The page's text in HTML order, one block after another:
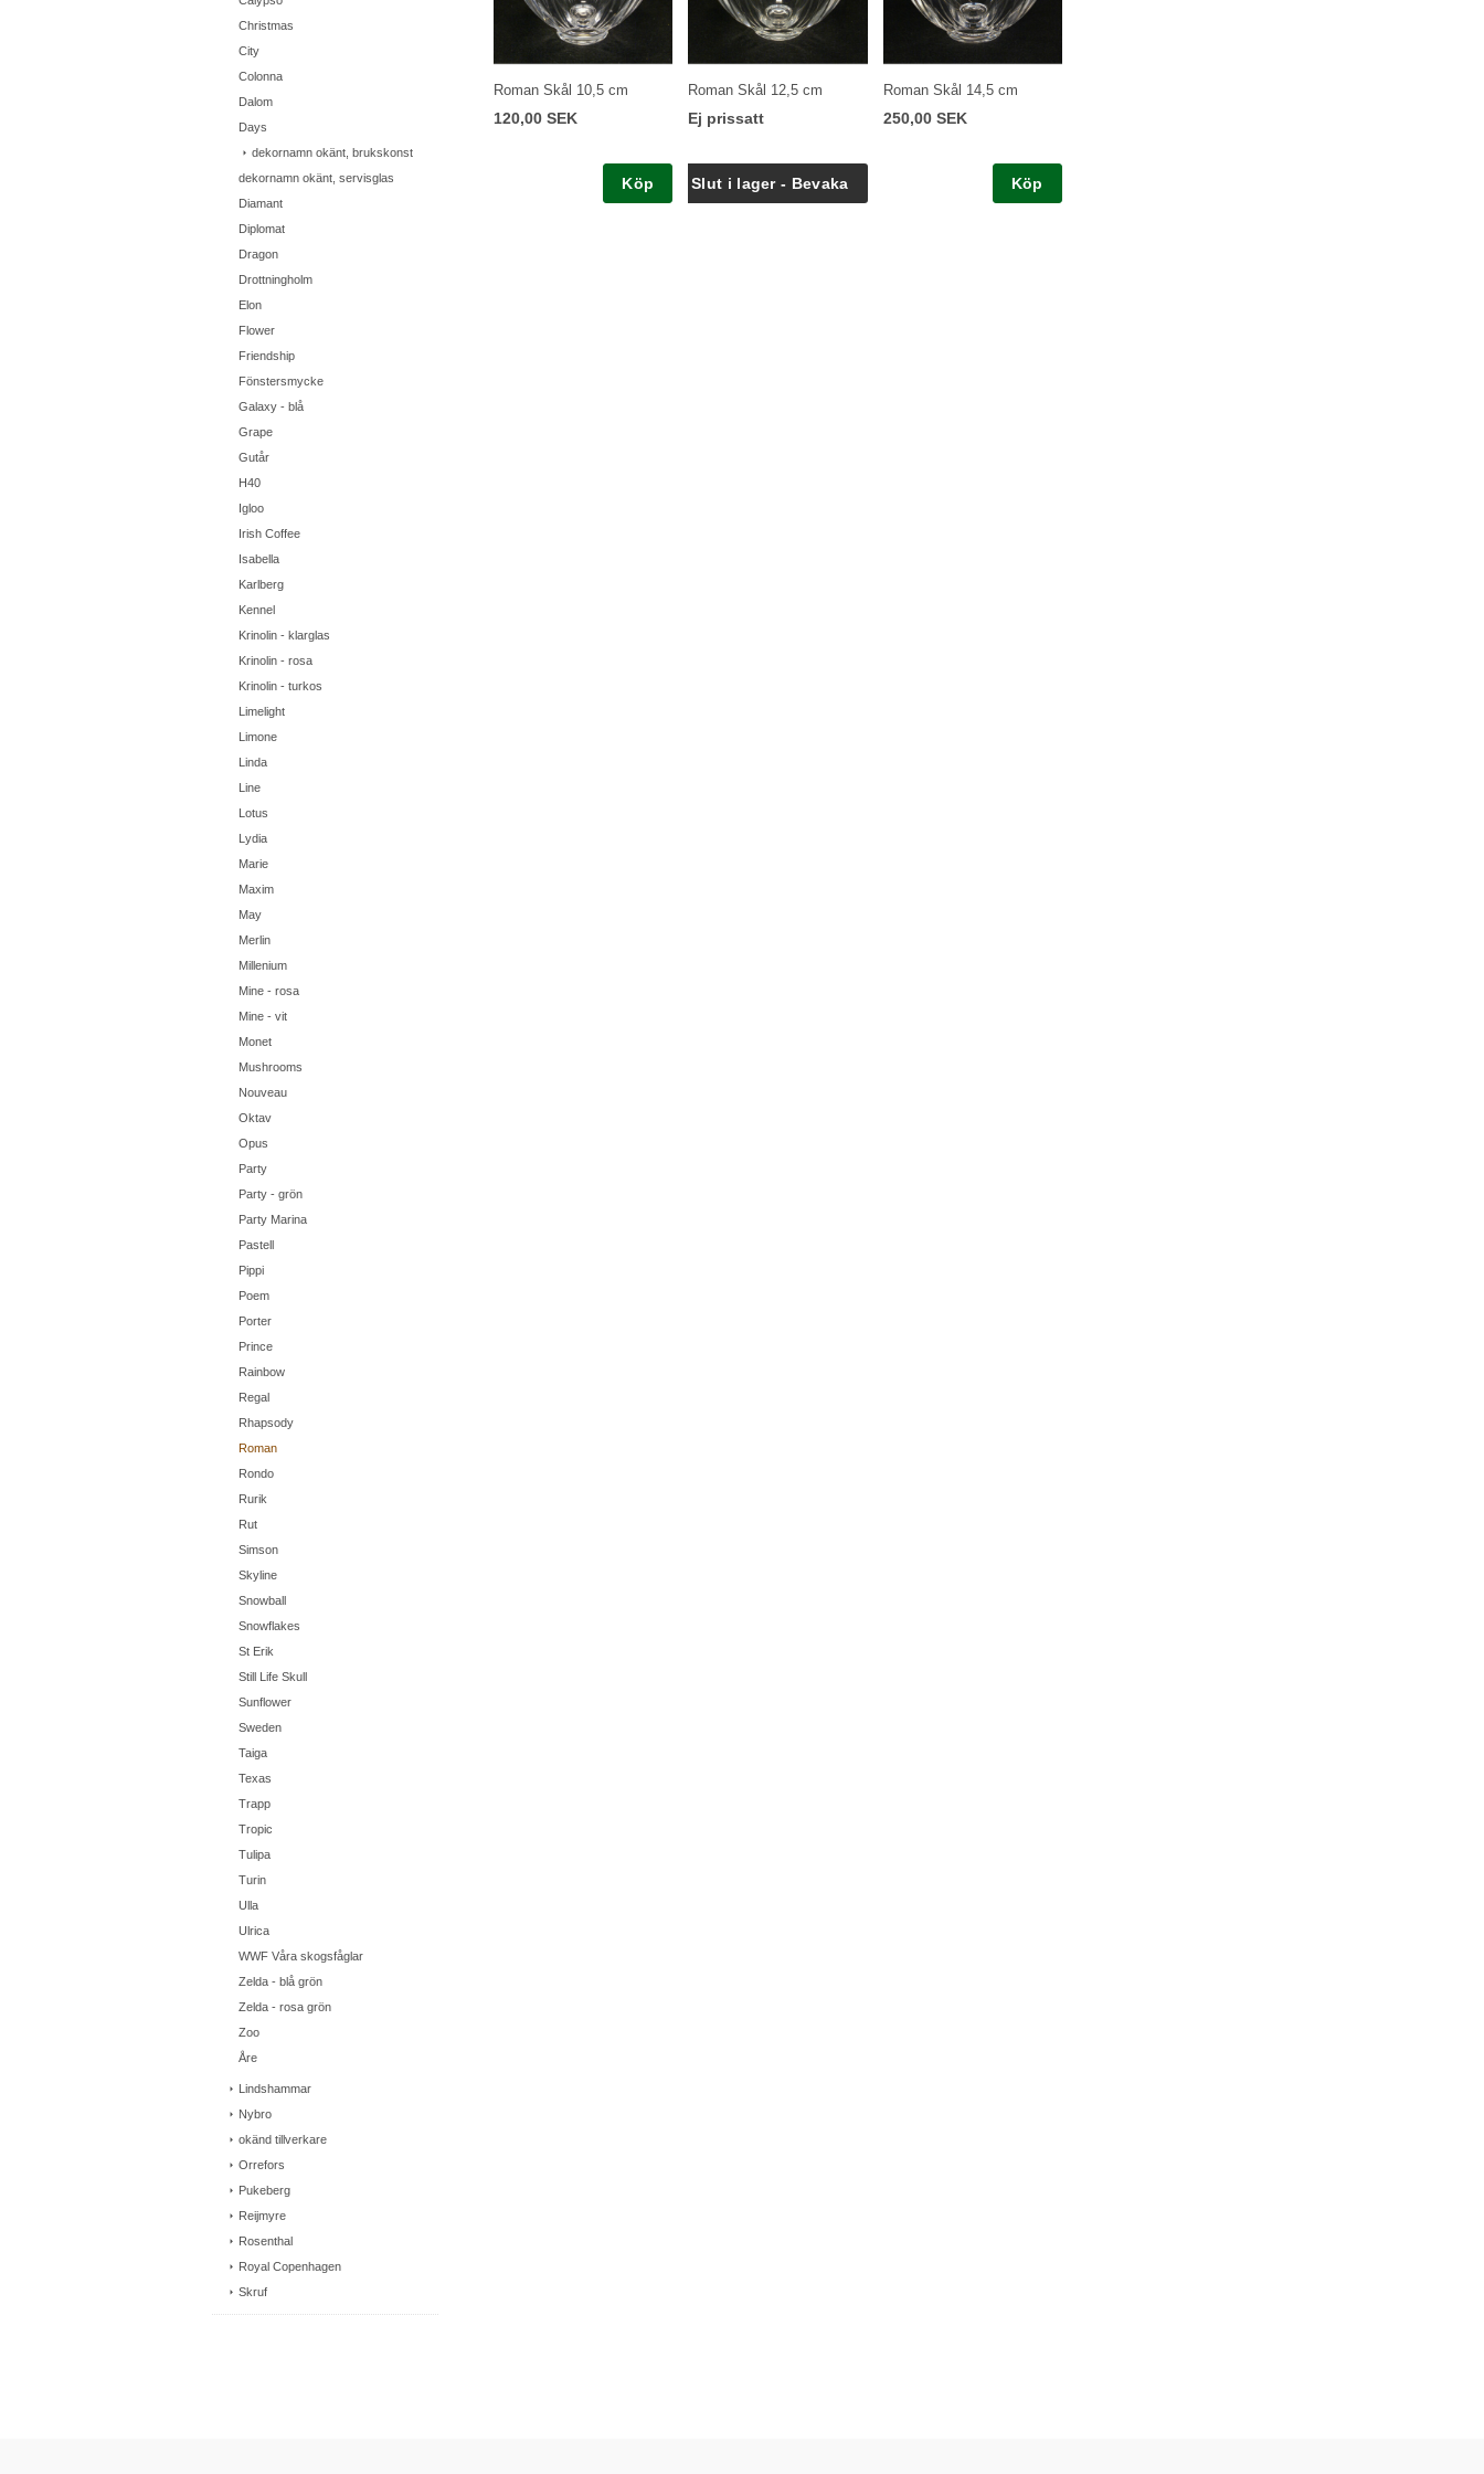
Christmas
City
Colonna
Dalom
Days
dekornamn okänt, brukskonst
dekornamn okänt, servisglas
Diamant
Diplomat
Dragon
Drottningholm
Elon
Flower
Friendship
Fönstersmycke
Galaxy - blå
Grape
Gutår
H40
Igloo
Irish Coffee
Isabella
Karlberg
Kennel
Krinolin - klarglas
Krinolin - rosa
Krinolin - turkos
Limelight
Limone
Linda
Line
Lotus
Lydia
Marie
Maxim
May
Merlin
Millenium
Mine - rosa
Mine - vit
Monet
Mushrooms
Nouveau
Oktav
Opus
Party
Party - grön
Party Marina
Pastell
Pippi
Poem
Porter
Prince
Rainbow
Regal
Rhapsody
Roman
Rondo
Rurik
Rut
Simson
Skyline
Snowball
Snowflakes
St Erik
Still Life Skull
Sunflower
Sweden
Taiga
Texas
Trapp
Tropic
Tulipa
Turin
Ulla
Ulrica
WWF Våra skogsfåglar
Zelda - blå grön
Zelda - rosa grön
Zoo
Åre
Lindshammar
Nybro
okänd tillverkare
Orrefors
Pukeberg
Reijmyre
Rosenthal
Royal Copenhagen
Skruf
Roman Skål 10,5 cm
120,00 SEK
Köp
Roman Skål 12,5 cm
Ej prissatt
Roman Skål 14,5 cm
250,00 SEK
Köp